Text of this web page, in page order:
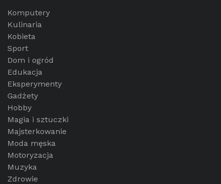
Komputery
Kulinaria
Kobieta
Sport
Dom i ogród
Edukacja
Eksperymenty
Gadżety
Hobby
Magia i sztuczki
Majsterkowanie
Moda męska
Motoryzacja
Muzyka
Zdrowie